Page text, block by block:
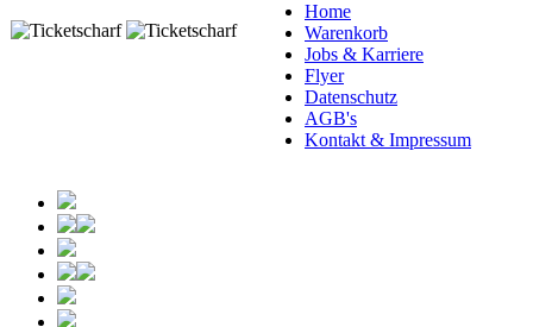
Home
Warenkorb
Jobs & Karriere
Flyer
Datenschutz
AGB's
Kontakt & Impressum